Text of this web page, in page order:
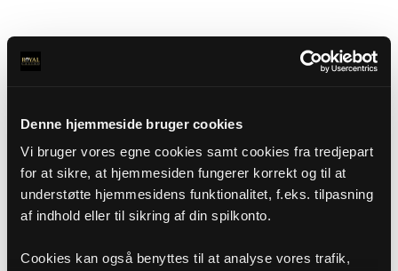
Denne hjemmeside bruger cookies
Vi bruger vores egne cookies samt cookies fra tredjepart
for at sikre, at hjemmesiden fungerer korrekt og til at
understøtte hjemmesidens funktionalitet, f.eks. tilpasning
af indhold eller til sikring af din spilkonto.
Cookies kan også benyttes til at analyse vores trafik,